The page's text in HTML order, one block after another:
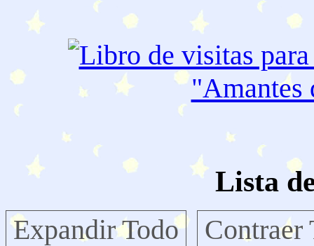
"Amantes
Lista
Expandir Todo
Contraer